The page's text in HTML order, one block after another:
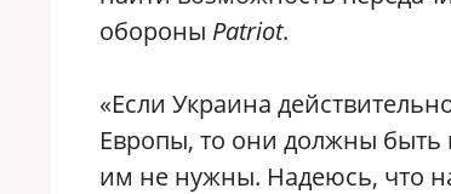
обороны Patriot.
«Если Украина
Европы, то они должны быть
им не нужны. Надеюсь, что